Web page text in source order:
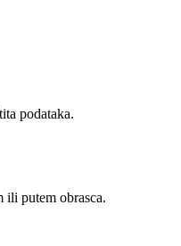
podataka.
ili putem obrasca.